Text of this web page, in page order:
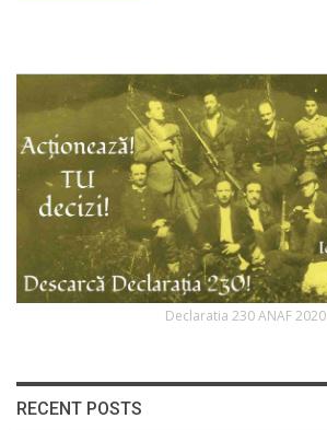
Declaratia 230 ANAF 2020
RECENT POSTS